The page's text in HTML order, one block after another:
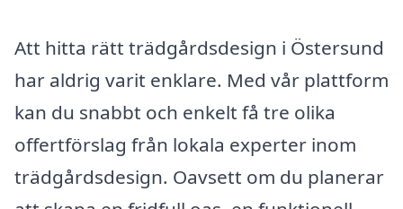
Att hitta rätt trädgårdsdesign i Östersund
har aldrig varit enklare. Med vår plattform
kan du snabbt och enkelt få tre olika
offertförslag från lokala experter inom
trädgårdsdesign. Oavsett om du planerar